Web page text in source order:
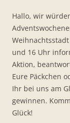
Hallo, wir
und 16 Uhr
Aktion,
Eure Päckchen
Ihr bei uns am
gewinnen.
Glück!